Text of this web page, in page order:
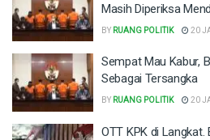
Masih Diperiksa
BY RUANG POLITIK 20
Sempat Mau Kabur,
Sebagai Tersangka
BY RUANG POLITIK 20
OTT KPK di